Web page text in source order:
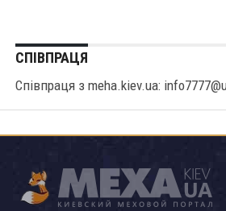
СПІВПРАЦЯ
Співпраця з meha.kiev.ua: